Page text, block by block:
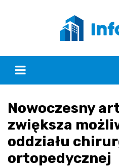
Nowoczesny
zwiększa
oddziału
ortopedycznej